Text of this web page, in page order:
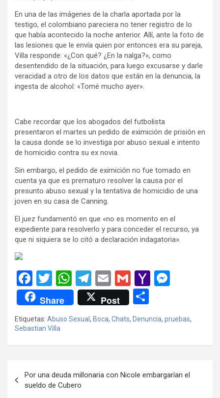
En una de las imágenes de la charla aportada por la
testigo, el colombiano pareciera no tener registro de lo
que había acontecido la noche anterior. Allí, ante la foto de
las lesiones que le envía quien por entonces era su pareja,
Villa responde: «¿Con qué? ¿En la nalga?», como
desentendido de la situación, para luego excusarse y darle
veracidad a otro de los datos que están en la denuncia, la
ingesta de alcohol: «Tomé mucho ayer».
Cabe recordar que los abogados del futbolista
presentaron el martes un pedido de eximición de prisión en
la causa donde se lo investiga por abuso sexual e intento
de homicidio contra su ex novia.
Sin embargo, el pedido de eximición no fue tomado en
cuenta ya que es prematuro resolver la causa por el
presunto abuso sexual y la tentativa de homicidio de una
joven en su casa de Canning.
El juez fundamentó en que «no es momento en el
expediente para resolverlo y para conceder el recurso, ya
que ni siquiera se lo citó a declaración indagatoria».
F
a
ce
b
o
k
T
wi
tt
er
W
h
at
s
A
p
T
el
e
gr
a
E
m
ail
G
m
ail
Y
o
o
ail
n
g
Share Post
o
m
p
tir
Etiquetas: Abuso Sexual , Boca, Chats, Denuncia, pruebas,
Sebastian Villa
de
Por una deuda millonaria con Nicole embargarían el
sueldo de Cubero